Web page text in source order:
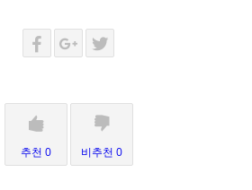
추천 0 비추천 0